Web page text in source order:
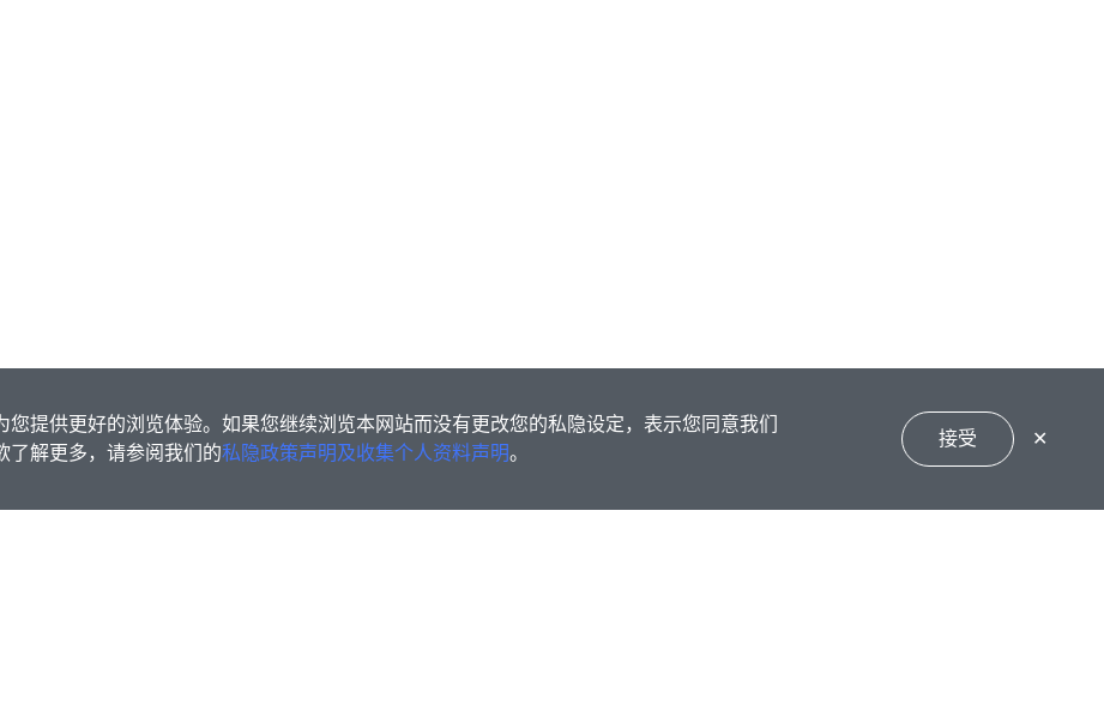
提供更好的浏览体验。如果您继续浏览本网站而没有更改您的私隐设定，表示您同意我们
解更多，请参阅我们的私隐政策声明及收集个人资料声明。
接受 ✕